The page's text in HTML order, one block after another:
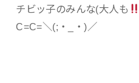
チビッ子のみんな(大人も
C=C=＼(;・_・)／